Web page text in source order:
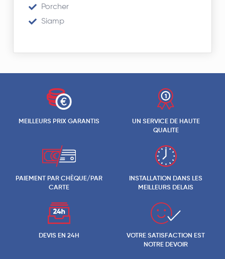
Porcher
Siamp
MEILLEURS PRIX GARANTIS
UN SERVICE DE HAUTE
QUALITE
PAIEMENT PAR CHÈQUE/PAR
CARTE
INSTALLATION DANS LES
MEILLEURS DELAIS
DEVIS EN 24H
VOTRE SATISFACTION EST
NOTRE DEVOIR